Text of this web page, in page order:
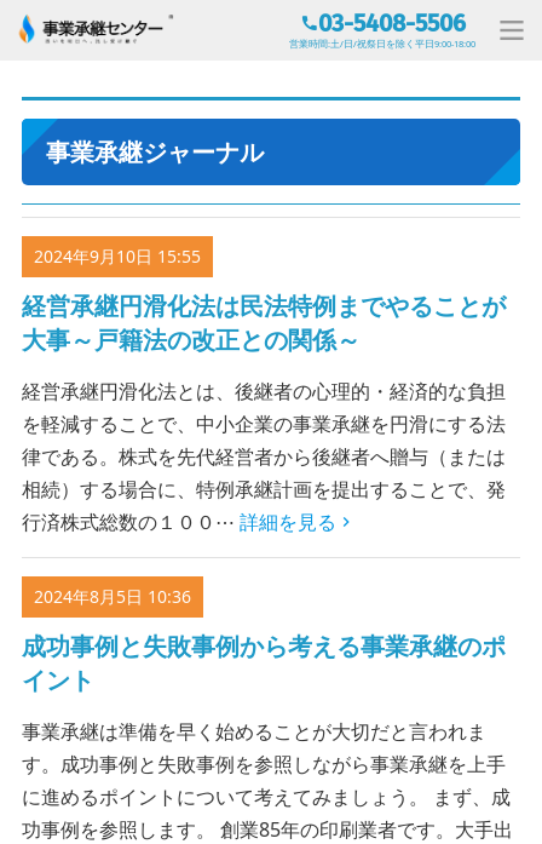
03-5408-5506
営業時間:土/日/祝祭日を除く平日9:00-18:00
事業承継ジャーナル
2024年9月10日 15:55
経営承継円滑化法は民法特例までやることが
大事～戸籍法の改正との関係～
経営承継円滑化法とは、後継者の心理的・経済的な負担
を軽減することで、中小企業の事業承継を円滑にする法
律である。株式を先代経営者から後継者へ贈与（または
相続）する場合に、特例承継計画を提出することで、発
行済株式総数の１００⋯ 詳細を見る
2024年8月5日 10:36
成功事例と失敗事例から考える事業承継のポ
イント
事業承継は準備を早く始めることが大切だと言われま
す。成功事例と失敗事例を参照しながら事業承継を上手
に進めるポイントについて考えてみましょう。 まず、成
功事例を参照します。 創業85年の印刷業者です。大手出